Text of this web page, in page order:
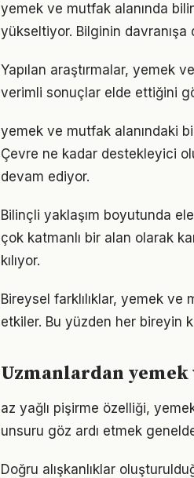
yemek ve mutfak alanında
yükseltiyor. Bilginin davranışa
Yapılan araştırmalar, yemek
verimli sonuçlar elde ettiğini
yemek ve mutfak alanındaki
Çevre ne kadar destekleyici
devam ediyor.
Bilinçli yaklaşım boyutunda
çok katmanlı bir alan olarak
kılıyor.
Bireysel farklılıklar, yemek
etkiler. Bu yüzden her bireyin
Uzmanlardan
az yağlı pişirme özelliği,
unsuru göz ardı etmek
Doğru alışkanlıklar